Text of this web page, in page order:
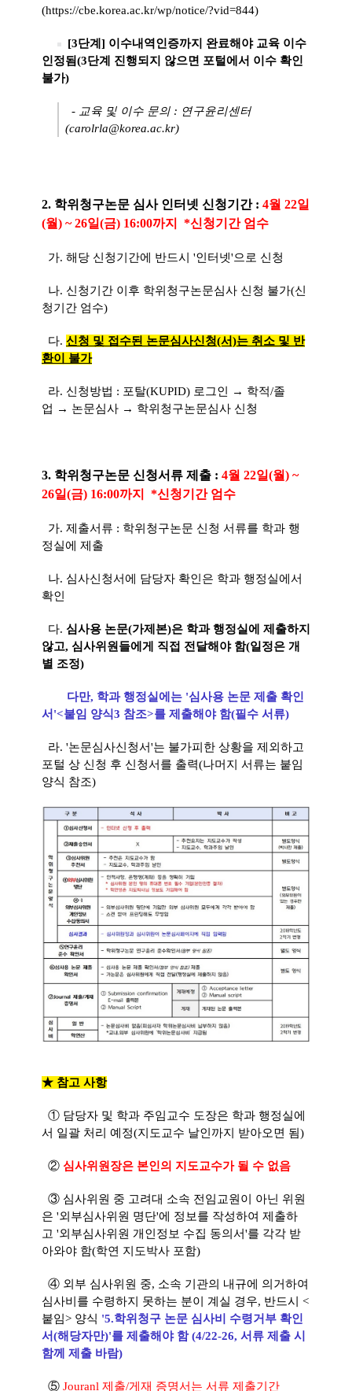
(https://cbe.korea.ac.kr/wp/notice/?vid=844)
[3단계] 이수내역인증까지 완료해야 교육 이수
인정됨(3단계 진행되지 않으면 포털에서 이수 확인
불가)
- 교육 및 이수 문의 : 연구윤리센터
(carolrla@korea.ac.kr)
2. 학위청구논문 심사 인터넷 신청기간 : 4월 22일
(월) ~ 26일(금) 16:00까지 *신청기간 엄수
가. 해당 신청기간에 반드시 '인터넷'으로 신청
나. 신청기간 이후 학위청구논문심사 신청 불가(신
청기간 엄수)
다. 신청 및 접수된 논문심사신청(서)는 취소 및 반
환이 불가
라. 신청방법 : 포탈(KUPID) 로그인 → 학적/졸
업 → 논문심사 → 학위청구논문심사 신청
3. 학위청구논문 신청서류 제출 : 4월 22일(월) ~
26일(금) 16:00까지 *신청기간 엄수
가. 제출서류 : 학위청구논문 신청 서류를 학과 행
정실에 제출
나. 심사신청서에 담당자 확인은 학과 행정실에서
확인
다. 심사용 논문(가제본)은 학과 행정실에 제출하지
않고, 심사위원들에게 직접 전달해야 함(일정은 개
별 조정)
다만, 학과 행정실에는 '심사용 논문 제출 확인
서'<붙임 양식3 참조>를 제출해야 함(필수 서류)
라. '논문심사신청서'는 불가피한 상황을 제외하고
포털 상 신청 후 신청서를 출력(나머지 서류는 붙임
양식 참조)
★ 참고 사항
① 담당자 및 학과 주임교수 도장은 학과 행정실에
서 일괄 처리 예정(지도교수 날인까지 받아오면 됨)
② 심사위원장은 본인의 지도교수가 될 수 없음
③ 심사위원 중 고려대 소속 전임교원이 아닌 위원
은 '외부심사위원 명단'에 정보를 작성하여 제출하
고 '외부심사위원 개인정보 수집 동의서'를 각각 받
아와야 함(학연 지도박사 포함)
④ 외부 심사위원 중, 소속 기관의 내규에 의거하여
심사비를 수령하지 못하는 분이 계실 경우, 반드시 <
붙임> 양식 '5.학위청구 논문 심사비 수령거부 확인
서(해당자만)'를 제출해야 함 (4/22-26, 서류 제출 시
함께 제출 바람)
⑤ Jouranl 제출/게재 증명서는 서류 제출기간